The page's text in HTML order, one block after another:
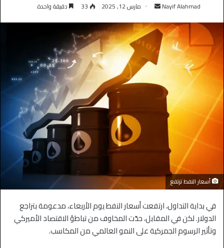
Nayif Alahmad مارس 12, 2025 33 دقيقة واحدة
أسعار النفط ترتفع
في بداية التداول، ارتفعت أسعار النفط يوم الأربعاء، مدعومة بتراجع
الدولار. لكن في المقابل، حدّت المخاوف من تباطؤ الاقتصاد الأميركي
وتأثير الرسوم الجمركية على النمو العالمي من المكاسب.